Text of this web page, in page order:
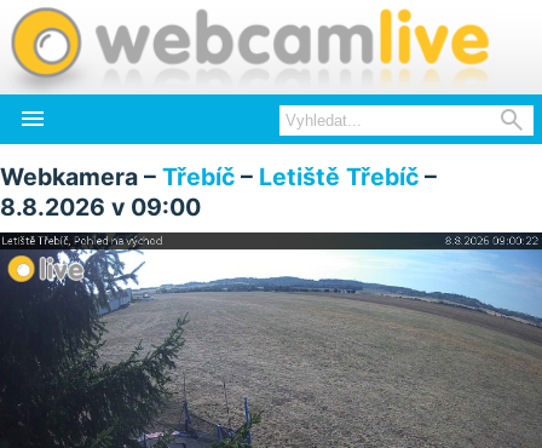
 
Webkamera – Třebíč – Letiště Třebíč –
8.8.2026 v 09:00